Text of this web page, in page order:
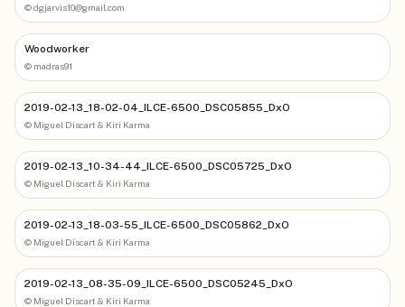
©dgjarvis10@gmail.com
Woodworker
© madras91
2019-02-13_18-02-04_ILCE-6500_DSC05855_DxO
© Miguel Discart & Kiri Karma
2019-02-13_10-34-44_ILCE-6500_DSC05725_DxO
© Miguel Discart & Kiri Karma
2019-02-13_18-03-55_ILCE-6500_DSC05862_DxO
© Miguel Discart & Kiri Karma
2019-02-13_08-35-09_ILCE-6500_DSC05245_DxO
© Miguel Discart & Kiri Karma